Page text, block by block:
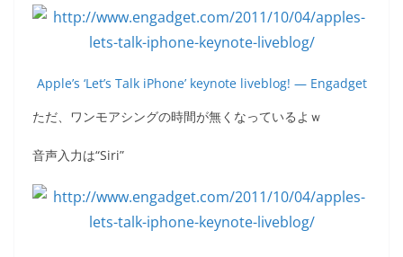
Apple’s ‘Let’s Talk iPhone’ keynote liveblog! — Engadget
ただ、ワンモアシングの時間が無くなっているよｗ
音声入力は“Siri”